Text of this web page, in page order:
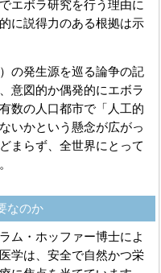
エボラ研究を行う理由に
に説得力のある根拠は示
の発生源を巡る論争の記
意図的か偶発的にエボラ
数の人口都市で「人工的
いかという懸念が広がっ
まらず、全世界にとって
なのか
ム・ホッファー博士によ
学は、安全で自然かつ栄